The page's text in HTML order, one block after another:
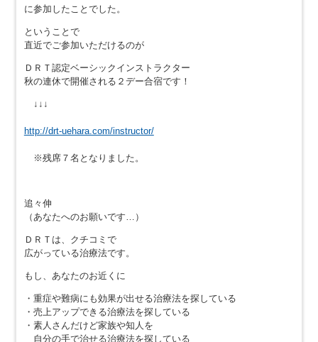
に参加したことでした。
ということで
直近でご参加いただけるのが
ＤＲＴ認定ベーシックインストラクター
秋の連休で開催される２デー合宿です！
↓↓↓
http://drt-uehara.com/instructor/
※残席７名となりました。
追々伸
（あなたへのお願いです…）
ＤＲＴは、クチコミで
広がっている治療法です。
もし、あなたのお近くに
・重症や難病にも効果が出せる治療法を探している
・売上アップできる治療法を探している
・素人さんだけど家族や知人を
自分の手で治せる治療法を探している